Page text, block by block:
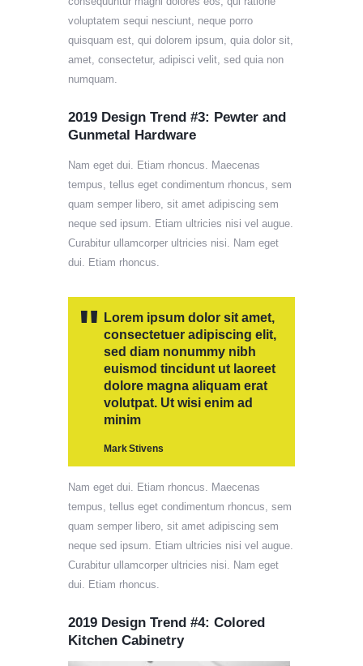
voluptatem sequi nesciunt, neque porro
quisquam est, qui dolorem ipsum, quia dolor sit,
amet, consectetur, adipisci velit, sed quia non
numquam.
2019 Design Trend #3: Pewter and
Gunmetal Hardware
Nam eget dui. Etiam rhoncus. Maecenas
tempus, tellus eget condimentum rhoncus, sem
quam semper libero, sit amet adipiscing sem
neque sed ipsum. Etiam ultricies nisi vel augue.
Curabitur ullamcorper ultricies nisi. Nam eget
dui. Etiam rhoncus.
Lorem ipsum dolor sit amet,
consectetuer adipiscing elit,
sed diam nonummy nibh
euismod tincidunt ut laoreet
dolore magna aliquam erat
volutpat. Ut wisi enim ad
minim
Mark Stivens
Nam eget dui. Etiam rhoncus. Maecenas
tempus, tellus eget condimentum rhoncus, sem
quam semper libero, sit amet adipiscing sem
neque sed ipsum. Etiam ultricies nisi vel augue.
Curabitur ullamcorper ultricies nisi. Nam eget
dui. Etiam rhoncus.
2019 Design Trend #4: Colored
Kitchen Cabinetry